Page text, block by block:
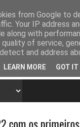
from Google to
Your IP address
along with
of service,
and address
LEARN MORE GOT IT